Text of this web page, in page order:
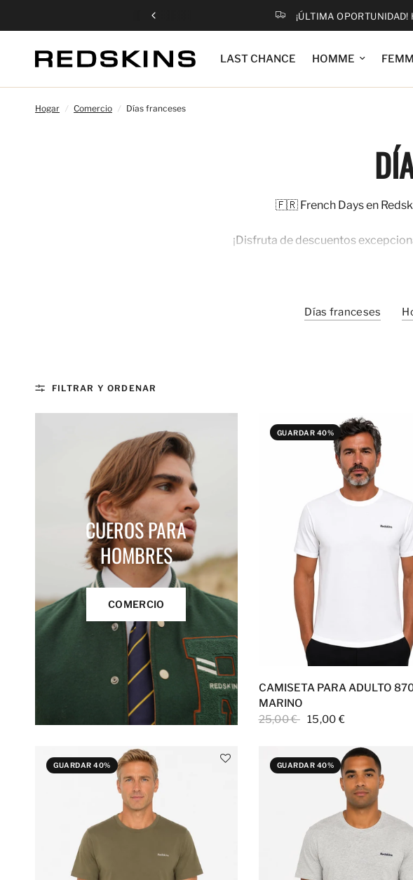
¡ÚLTIMA
LAST CHANCE HOMME
Hogar / Comercio / Días franceses
🇫🇷 French Days en
¡Disfruta de descuentos
¡Se aplica automáticamente un 10%
Es el momento perfecto para
Días franceses
FILTRAR Y ORDENAR
CUEROS PARA
HOMBRES
COMERCIO
GUARDAR 40%
CAMISETA PARA ADULTO
MARINO
25,00 € 15,00 €
GUARDAR 40% GUARDAR 40%